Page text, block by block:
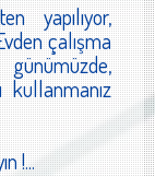
yapılıyor,
çalışma
kullanmanız
!...